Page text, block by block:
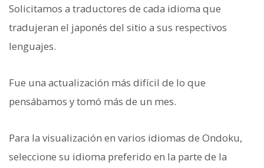
Solicitamos a traductores de cada idioma que
tradujeran el japonés del sitio a sus respectivos
lenguajes.
Fue una actualización más difícil de lo que
pensábamos y tomó más de un mes.
Para la visualización en varios idiomas de Ondoku,
seleccione su idioma preferido en la parte de la